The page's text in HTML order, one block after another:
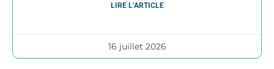
LIRE L’ARTICLE
16 juillet 2026